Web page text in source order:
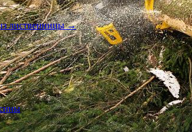
лиственницы →